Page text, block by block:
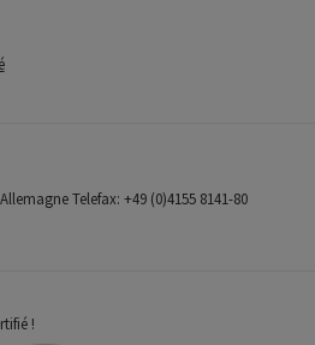
Telefax: +49 (0)4155 8141-80
!